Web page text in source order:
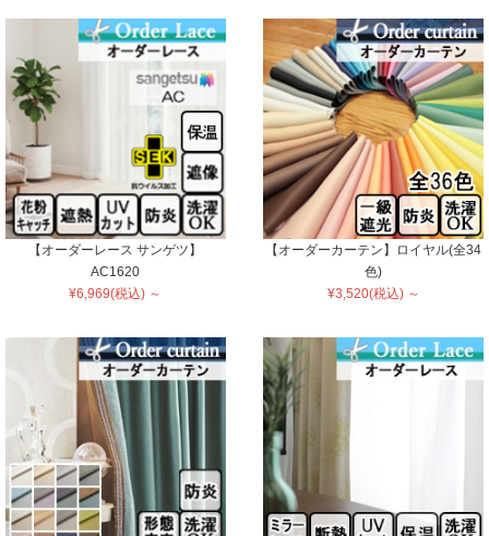
【オーダーレース サンゲツ】
AC1620
¥6,969(税込) ～
【オーダーカーテン】ロイヤル(全34
色)
¥3,520(税込) ～